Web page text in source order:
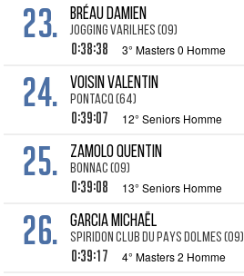
23. BRÉAU Damien
JOGGING VARILHES (09)
0:38:38 3° Masters 0 Homme
24. VOISIN Valentin
PONTACQ (64)
0:39:07 12° Seniors Homme
25. ZAMOLO Quentin
BONNAC (09)
0:39:08 13° Seniors Homme
26. GARCIA Michaël
SPIRIDON CLUB DU PAYS DOLMES (09)
0:39:17 4° Masters 2 Homme